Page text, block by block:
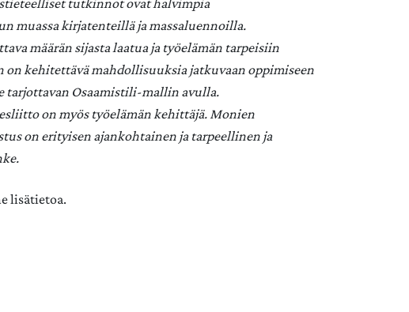
tutkinnot ovat halvimpia
muassa kirjatenteillä ja massaluennoilla.
määrän sijasta laatua ja työelämän tarpeisiin
kehitettävä mahdollisuuksia jatkuvaan oppimiseen
tarjottavan Osaamistili-mallin avulla.
on myös työelämän kehittäjä. Monien
on erityisen ajankohtainen ja tarpeellinen ja
lisätietoa.